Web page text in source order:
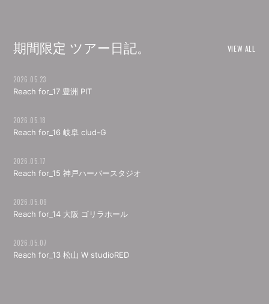
期間限定 ツアー日記。 VIEW ALL
2026.05.23
Reach for_17 豊洲 PIT
2026.05.18
Reach for_16 岐阜 clud-G
2026.05.17
Reach for_15 神戸ハーバースタジオ
2026.05.09
Reach for_14 大阪 ゴリラホール
2026.05.07
Reach for_13 松山 W studioRED